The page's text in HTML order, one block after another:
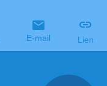
E-mail Lien